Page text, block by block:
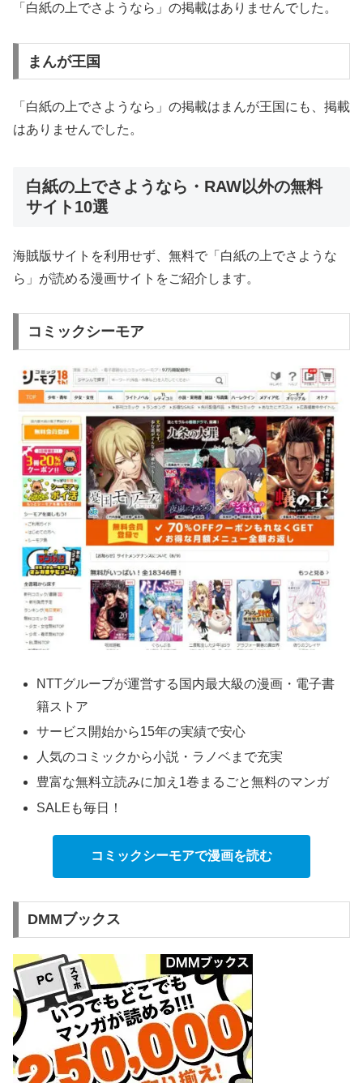
「白紙の上でさようなら」の掲載はありませんでした。
まんが王国
「白紙の上でさようなら」の掲載はまんが王国にも、掲載
はありませんでした。
白紙の上でさようなら・RAW以外の無料
サイト10選
海賊版サイトを利用せず、無料で「白紙の上でさような
ら」が読める漫画サイトをご紹介します。
コミックシーモア
NTTグループが運営する国内最大級の漫画・電子書
籍ストア
サービス開始から15年の実績で安心
人気のコミックから小説・ラノベまで充実
豊富な無料立読みに加え1巻まるごと無料のマンガ
SALEも毎日！
コミックシーモアで漫画を読む
DMMブックス